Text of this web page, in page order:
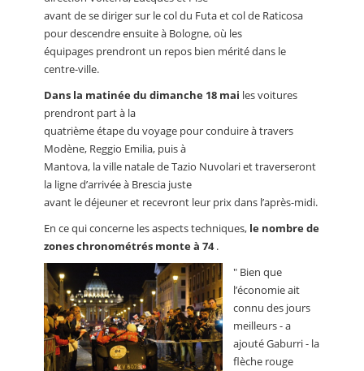
avant de se diriger sur le col du Futa et col de Raticosa
pour descendre ensuite à Bologne, où les
équipages prendront un repos bien mérité dans le
centre-ville.
Dans la matinée du dimanche 18 mai les voitures
prendront part à la
quatrième étape du voyage pour conduire à travers
Modène, Reggio Emilia, puis à
Mantova, la ville natale de Tazio Nuvolari et traverseront
la ligne d’arrivée à Brescia juste
avant le déjeuner et recevront leur prix dans l’après-midi.
En ce qui concerne les aspects techniques, le nombre de
zones chronométrés monte à 74.
" Bien que
l’économie ait
connu des jours
meilleurs - a
ajouté Gaburri - la
flèche rouge